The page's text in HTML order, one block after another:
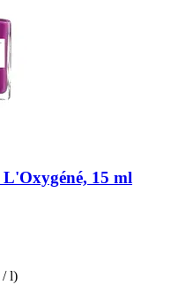
15 ml
/ l)